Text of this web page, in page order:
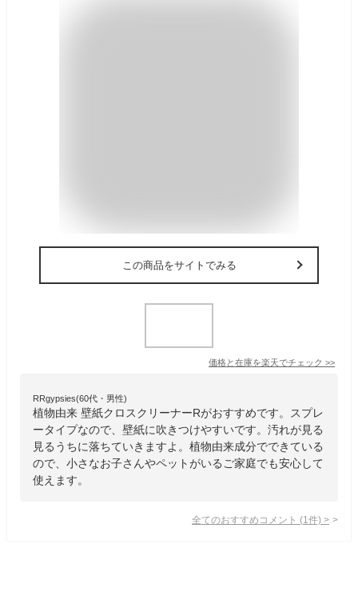
この商品をサイトでみる
価格と在庫を楽天でチェック >>
RRgypsies(60代・男性)
植物由来 壁紙クロスクリーナーRがおすすめです。スプレ
ータイプなので、壁紙に吹きつけやすいです。汚れが見る
見るうちに落ちていきますよ。植物由来成分でできている
ので、小さなお子さんやペットがいるご家庭でも安心して
使えます。
全てのおすすめコメント (1 件) >